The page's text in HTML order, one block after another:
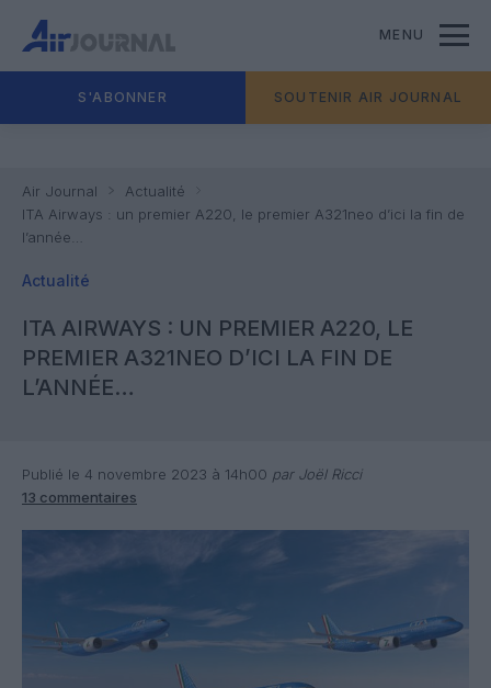
MENU
S'ABONNER SOUTENIR AIR JOURNAL
Air Journal
Actualité
ITA Airways : un premier A220, le premier A321neo d’ici la fin de
l’année…
Actualité
ITA AIRWAYS : UN PREMIER A220, LE
PREMIER A321NEO D’ICI LA FIN DE
L’ANNÉE…
Publié le 4 novembre 2023 à 14h00 par Joël Ricci
13 commentaires